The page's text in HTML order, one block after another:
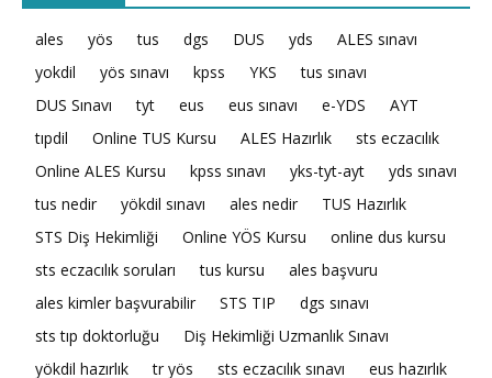
ales yös tus dgs DUS yds
ALES sınavı
yokdil
yös sınavı kpss YKS
tus sınavı
DUS Sınavı
tyt eus eus sınavı e-YDS
AYT
tıpdil
Online TUS Kursu ALES Hazırlık
sts eczacılık
Online ALES Kursu
kpss sınavı yks-tyt-ayt
yds sınavı
tus nedir
yökdil sınavı ales nedir
TUS Hazırlık
STS Diş Hekimliği
Online YÖS Kursu
online dus kursu
sts eczacılık soruları
tus kursu
ales başvuru
ales kimler başvurabilir
STS TIP
dgs sınavı
sts tıp doktorluğu
Diş Hekimliği Uzmanlık Sınavı
yökdil hazırlık
tr yös sts eczacılık sınavı
eus hazırlık